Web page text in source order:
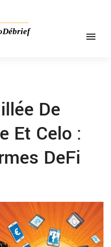
De
Et Celo :
DeFi